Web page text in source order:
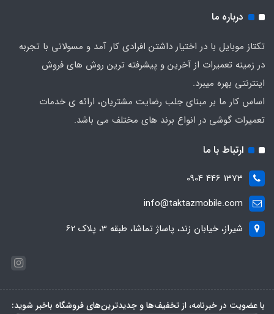
درباره ما
تکتاز موبایل با در اختیار داشتن افرادی کار آمد و مسولانی با تجربه
در زمینه تعمیرات از آخرین و پیشرفته ترین روش های فروش
اینترنتی بهره میبرد.
اساس کار ما بر مبنای جلب رضایت مشتریان، ارائه ی خدمات
تعمیرات گوشی در انواع برند های مختلف می باشد.
ارتباط با ما
1373 446 0904
info@taktazmobile.com
شیراز، خیابان زند، پاساژ تماشا، طبقه 3، پلاک 62
با عضویت در خبرنامه، از تخفیف‌ها و جدیدترین‌های فروشگاه باخبر شوید: